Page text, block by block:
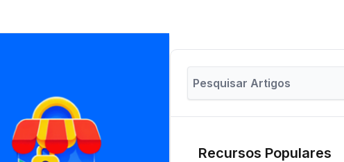
Recursos Populares